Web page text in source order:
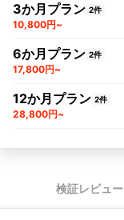
3か月プラン 2件
10,800円~
6か月プラン 2件
17,800円~
12か月プラン 2件
28,800円~
検証レビュー